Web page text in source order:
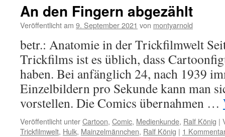
An den Fingern abgezählt
Veröffentlicht am 9. September 2021 von montyarnold
betr.: Anatomie in der Trickfilmwelt
Trickfilms ist es üblich, dass
haben. Bei anfänglich 24, nach 1939
Einzelbildern pro Sekunde kann man
vorstellen. Die Comics übernahmen …
Veröffentlicht unterCartoon, Comic, Medienkunde, Ralf König |
Trickfilmwelt, Hulk, Mainzelmännchen, Ralf König | 1